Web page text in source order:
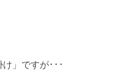
」ですが･･･